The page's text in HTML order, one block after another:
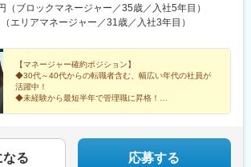
募集◆四国・東北・関西・岐阜・長野で強化募集
は東京・神奈川・埼玉⇒養成期間後の勤務地は現在
務地》東京、神奈川、埼玉※所在地はHP記載【2／地
ーコース】☆地元採用・転勤なしOK☆別事業へのキ
ジによる昇格可能◆勤務地はページ下部『勤務地一
さい└湘南・川越・香川・川崎・江戸川・徳島・
に新規オープン！＝施設ケア事業＝【転勤なしOK／
栃木、群馬、埼玉、東京、神奈川■甲信越・北陸／新
■東海／静岡、愛知■中国・四国／岡山、広島■九
（ブロックマネージャー／35歳／入社5年目）
エリアマネージャー／31歳／入社3年目）
【マネージャー確約ポジション】
◆30代～40代からの転職者含む、幅広い年代の社員が
活躍中！
◆未経験から最短半年で管理職に昇格！
そんなあなたを、私たちは歓迎します。
なる 応募する